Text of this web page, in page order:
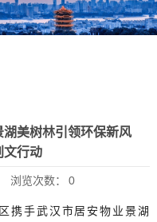
美树林引领环保新风
文行动
浏览次数： 0
携手武汉市居安物业景湖